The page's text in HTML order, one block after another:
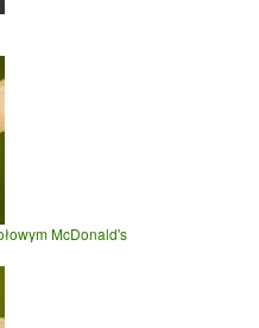
McDonald's